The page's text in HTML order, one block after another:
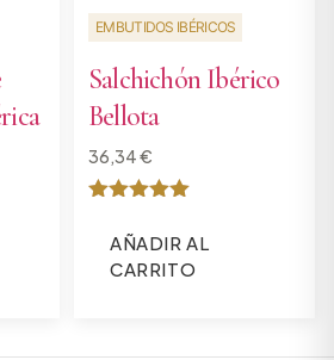
EMBUTIDOS IBÉRICOS
Salchichón Ibérico
Bellota
36,34€
con
de 5
AÑADIR AL
CARRITO